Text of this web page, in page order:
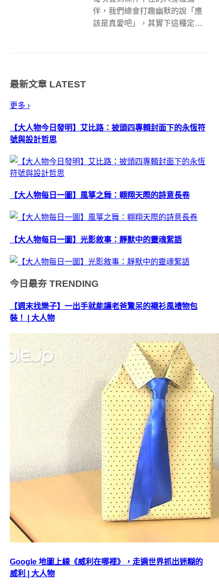
伴，我們總會打趣幽默的說「應
該是真愛吧」，其實下這種定論
最新文章 LATEST
更多 ›
【大人物今日發明】艾比路：披頭四專輯封面下的永恆符
號與設計哲思
【大人物每日一圖】風箏之舞：翱翔天際的詩意長卷
【大人物每日一圖】光影敘事：靜默中的靈魂絮語
今日最夯 TRENDING
【週末找樂子】一出手就能讓老爸驚呆的襯衫風禮物包
裝！ | 大人物
Google 地圖上線《威利在哪裡》，走遍世界抓出迷糊的
威利 | 大人物